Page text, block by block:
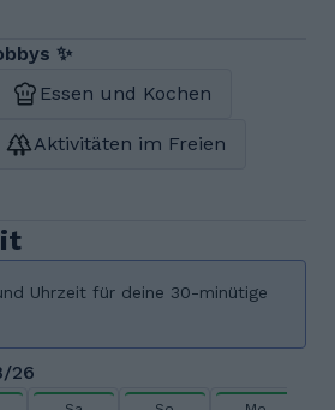
✨
Essen und Kochen
Aktivitäten im Freien
Uhrzeit für deine 30-minütige
26